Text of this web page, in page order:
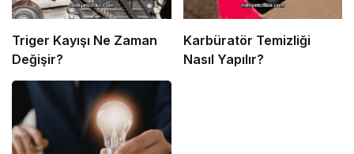
Triger Kayışı Ne Zaman
Değişir?
Karbüratör Temizliği
Nasıl Yapılır?